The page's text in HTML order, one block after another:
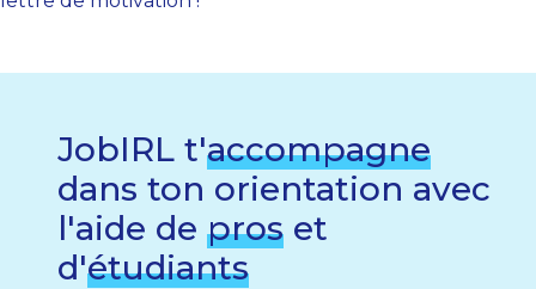
JobIRL t'accompagne
dans ton orientation avec
l'aide de pros et
d'étudiants